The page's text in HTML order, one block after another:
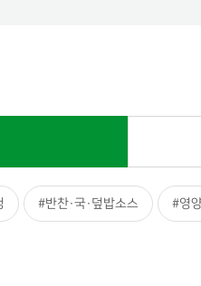
#반찬·국·덮밥소스 #영